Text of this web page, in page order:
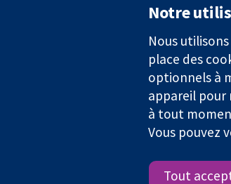
La Collaboration Cochrane est une
Copyright © 2026 The Cochrane Collaboration
Notre
Nous
place des
optionnels à
appareil pour
à tout
Vous pouvez
Tout